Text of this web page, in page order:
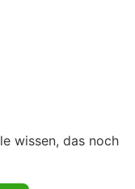
wissen, das noch